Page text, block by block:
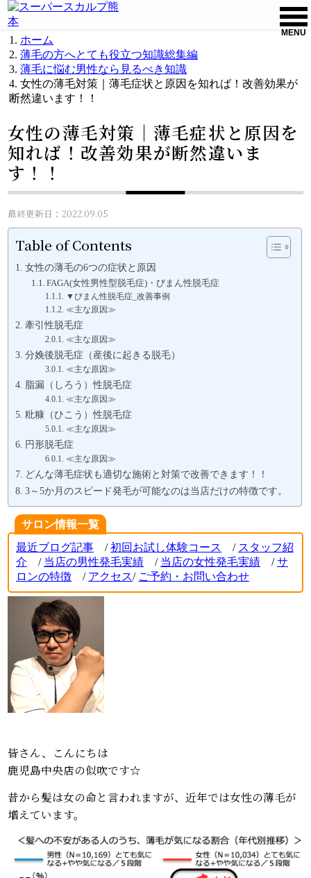
MENU
ホーム
薄毛の方へとても役立つ知識総集編
薄毛に悩む男性なら見るべき知識
女性の薄毛対策｜薄毛症状と原因を知れば！改善効果が
断然違います！！
女性の薄毛対策｜薄毛症状と原因を
知れば！改善効果が断然違いま
す！！
最終更新日：2022.09.05
Table of Contents
女性の薄毛の6つの症状と原因
FAGA(女性男性型脱毛症)・びまん性脱毛症
▼びまん性脱毛症_改善事例
≪主な原因≫
牽引性脱毛症
≪主な原因≫
分娩後脱毛症（産後に起きる脱毛）
≪主な原因≫
脂漏（しろう）性脱毛症
≪主な原因≫
粃糠（ひこう）性脱毛症
≪主な原因≫
円形脱毛症
≪主な原因≫
どんな薄毛症状も適切な施術と対策で改善できます！！
3～5か月のスピード発毛が可能なのは当店だけの特徴です。
サロン情報一覧
最近ブログ記事 /初回お試し体験コース / スタッフ紹
介 / 当店の男性発毛実績 / 当店の女性発毛実績 /サ
ロンの特徴 / アクセス/ ご予約・お問い合わせ
皆さん、こんにちは
鹿児島中央店の似吹です☆
昔から髪は女の命と言われますが、近年では女性の薄毛が
増えています。